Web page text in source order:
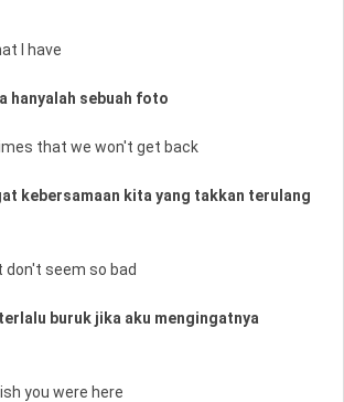
I have
hanyalah sebuah foto
that we won't get back
kebersamaan kita yang takkan terulang
don't seem so bad
buruk jika aku mengingatnya
you were here